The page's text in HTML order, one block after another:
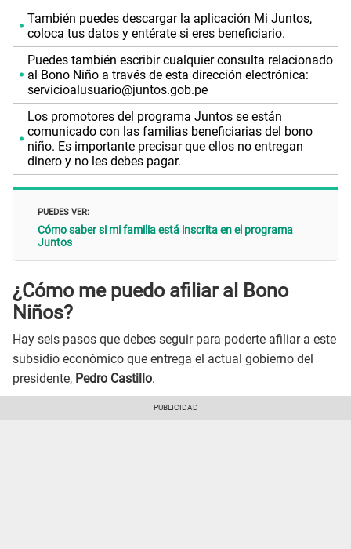
También puedes descargar la aplicación Mi Juntos,
coloca tus datos y entérate si eres beneficiario.
Puedes también escribir cualquier consulta relacionado
al Bono Niño a través de esta dirección electrónica:
servicioalusuario@juntos.gob.pe
Los promotores del programa Juntos se están
comunicado con las familias beneficiarias del bono
niño. Es importante precisar que ellos no entregan
dinero y no les debes pagar.
PUEDES VER:
Cómo saber si mi familia está inscrita en el programa
Juntos
¿Cómo me puedo afiliar al Bono
Niños?
Hay seis pasos que debes seguir para poderte afiliar a este
subsidio económico que entrega el actual gobierno del
presidente, Pedro Castillo.